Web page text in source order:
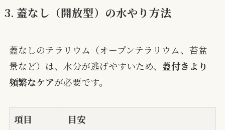
3. 蓋なし（開放型）の水やり方法
蓋なしのテラリウム（オープンテラリウム、苔盆
景など）は、水分が逃げやすいため、 蓋付きより
頻繁なケアが必要です。
項目
目安